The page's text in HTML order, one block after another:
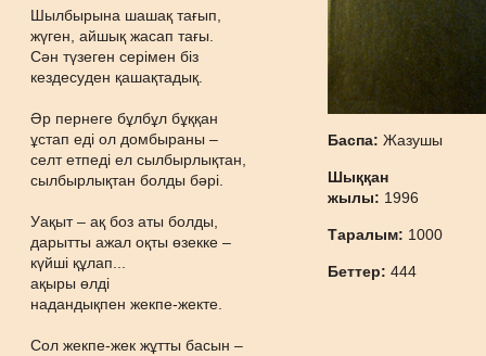
Шылбырына шашақ тағып,
жүген, айшық жасап тағы.
Сән түзеген серімен біз
кездесуден қашақтадық.
Әр пернеге бұлбұл бұққан
ұстап еді ол домбыраны –
селт етпеді ел сылбырлықтан,
сылбырлықтан болды бәрі.
Уақыт – ақ боз аты болды,
дарытты ажал оқты өзекке –
күйші құлап...
ақыры өлді
надандықпен жекпе-жекте.
Сол жекпе-жек жұтты басын –
Баспа:Жазушы
Шыққан
жылы: 1996
Таралым: 1000
Беттер:444